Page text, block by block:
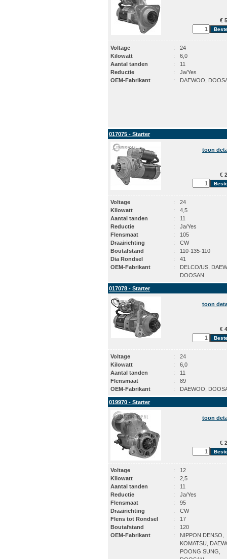
€
Voltage :
24
Kilowatt
:
6,0
Aantal tanden
:
11
Reductie
:
Ja/Yes
OEM-Fabrikant
: DAEWOO,
017075 - Starter
toon
€
Voltage :
24
Kilowatt
:
4,5
Aantal tanden
:
11
Reductie
:
Ja/Yes
Flensmaat
:
105
Draairichting
:
CW
Boutafstand
:
110-135-110
Dia Rondsel
:
41
OEM-Fabrikant
:
DELCO/US,
DOOSAN
017078 - Starter
toon
€
Voltage :
24
Kilowatt
:
6,0
Aantal tanden
:
11
Flensmaat
:
89
OEM-Fabrikant
: DAEWOO,
019970 - Starter
toon
€
Voltage :
12
Kilowatt
:
2,5
Aantal tanden
:
11
Reductie
:
Ja/Yes
Flensmaat
:
95
Draairichting
:
CW
Flens tot Rondsel
:
17
Boutafstand
:
120
OEM-Fabrikant
:
NIPPON DENSO,
KOMATSU,
POONG SUNG,